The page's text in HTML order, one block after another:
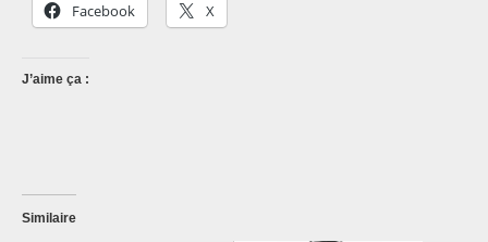
Facebook X
J’aime ça :
Similaire